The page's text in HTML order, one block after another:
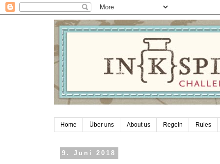
Home Über uns About us Regeln Rules
9. Juni 2018